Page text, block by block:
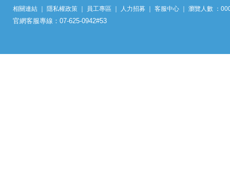
相關連結 隱私權政策 員工專區 人力招募 客服中心 瀏覽人數 ：
官網客服專線：07-625-0942#53